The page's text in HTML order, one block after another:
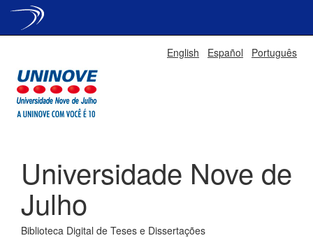
English Español Português
Universidade Nove de
Julho
Biblioteca Digital de Teses e Dissertações